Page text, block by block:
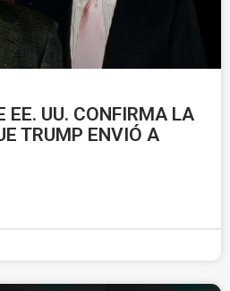
EE. UU. CONFIRMA LA
TRUMP ENVIÓ A